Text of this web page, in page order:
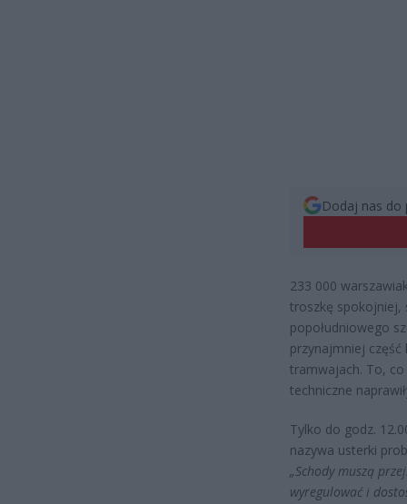
Dodaj nas do
233 000
troszkę spokojniej,
popołudniowego
przynajmniej
tramwajach. To, co
techniczne
Tylko do godz.
nazywa usterki
„Schody muszą
wyregulować i